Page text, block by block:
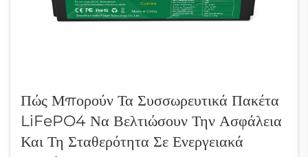
Πώς Μπορούν Τα Συσσωρευτικά Πακέτα
LiFePO4 Να Βελτιώσουν Την Ασφάλεια
Και Τη Σταθερότητα Σε Ενεργειακά